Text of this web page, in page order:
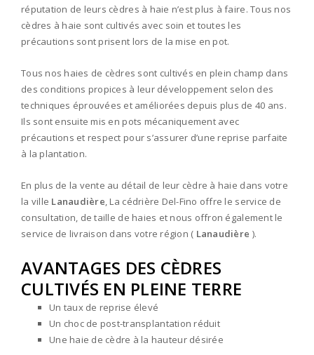
réputation de leurs cèdres à haie n’est plus à faire. Tous nos
cèdres à haie sont cultivés avec soin et toutes les
précautions sont prisent lors de la mise en pot.
Tous nos haies de cèdres sont cultivés en plein champ dans
des conditions propices à leur développement selon des
techniques éprouvées et améliorées depuis plus de 40 ans.
Ils sont ensuite mis en pots mécaniquement avec
précautions et respect pour s’assurer d’une reprise parfaite
à la plantation.
En plus de la vente au détail de leur cèdre à haie dans votre
la ville Lanaudière, La cédrière Del-Fino offre le service de
consultation, de taille de haies et nous offron également le
service de livraison dans votre région ( Lanaudière ).
AVANTAGES DES CÈDRES
CULTIVÉS EN PLEINE TERRE
Un taux de reprise élevé
Un choc de post-transplantation réduit
Une haie de cèdre à la hauteur désirée